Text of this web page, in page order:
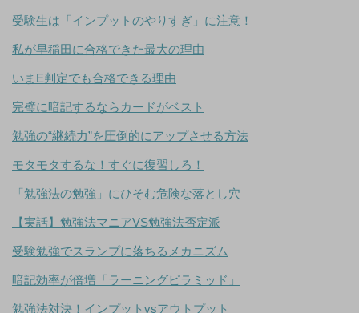
受験生は「インプットのやりすぎ」に注意！
私が早稲田に合格できた最大の理由
いまE判定でも合格できる理由
完璧に暗記するならカードがベスト
勉強の“継続力”を圧倒的にアップさせる方法
モタモタするな！すぐに復習しろ！
「勉強法の勉強」にひそむ危険な落とし穴
【実話】勉強法マニアVS勉強法否定派
受験勉強でスランプに落ちるメカニズム
暗記効率が倍増「ラーニングピラミッド」
勉強法対決！インプットvsアウトプット